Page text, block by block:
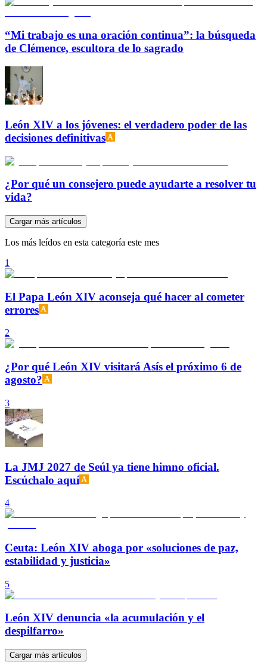
“Mi trabajo es una oración continua”: la búsqueda
de Clémence, escultora de lo sagrado
León XIV a los jóvenes: el verdadero poder de las
decisiones definitivas
¿Por qué un consejero puede ayudarte a resolver tu
vida?
Cargar más artículos
Los más leídos en esta categoría este mes
1
El Papa León XIV aconseja qué hacer al cometer
errores
2
¿Por qué León XIV visitará Asís el próximo 6 de
agosto?
3
La JMJ 2027 de Seúl ya tiene himno oficial.
Escúchalo aquí
4
Ceuta: León XIV aboga por «soluciones de paz,
estabilidad y justicia»
5
León XIV denuncia «la acumulación y el
despilfarro»
Cargar más artículos